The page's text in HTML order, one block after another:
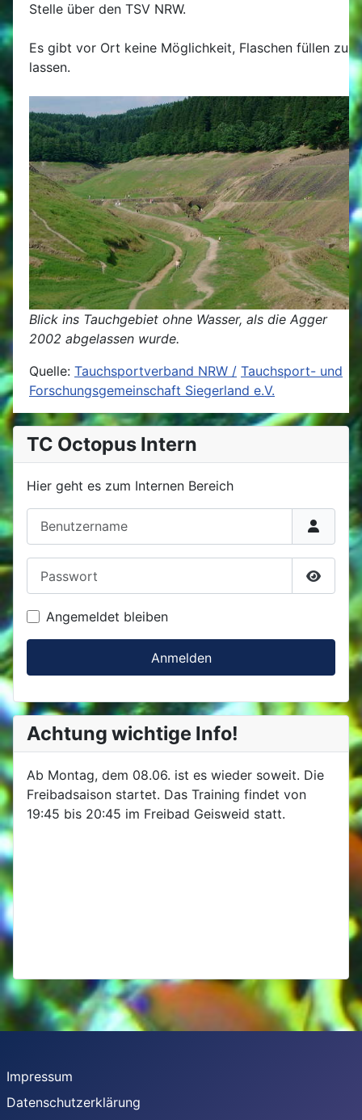
Stelle über den TSV NRW.
Es gibt vor Ort keine Möglichkeit, Flaschen füllen zu
lassen.
Blick ins Tauchgebiet ohne Wasser, als die Agger
2002 abgelassen wurde.
Quelle: Tauchsportverband NRW / Tauchsport- und
Forschungsgemeinschaft Siegerland e.V.
TC Octopus Intern
Hier geht es zum Internen Bereich
Angemeldet bleiben
Anmelden
Achtung wichtige Info!
Ab Montag, dem 08.06. ist es wieder soweit. Die
Freibadsaison startet. Das Training findet von
19:45 bis 20:45 im Freibad Geisweid statt.
Impressum
Datenschutzerklärung